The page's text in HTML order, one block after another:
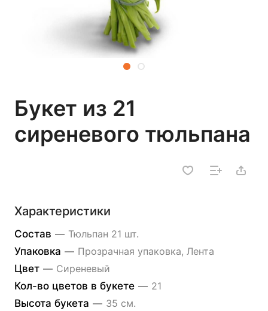
Букет из 21
сиреневого тюльпана
Характеристики
Состав — Тюльпан 21 шт.
Упаковка — Прозрачная упаковка, Лента
Цвет — Сиреневый
Кол-во цветов в букете — 21
Высота букета — 35 см.